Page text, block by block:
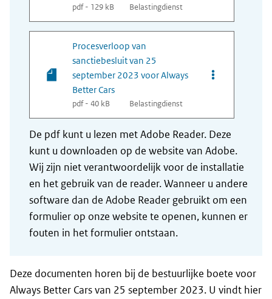
pdf - 129 kB Belastingdienst
Procesverloop van
sanctiebesluit van 25
september 2023 voor Always
Better Cars
pdf - 40 kB Belastingdienst
Opties van
De pdf kunt u lezen met Adobe Reader. Deze
kunt u downloaden op de website van Adobe.
Wij zijn niet verantwoordelijk voor de installatie
en het gebruik van de reader. Wanneer u andere
software dan de Adobe Reader gebruikt om een
formulier op onze website te openen, kunnen er
fouten in het formulier ontstaan.
Deze documenten horen bij de bestuurlijke boete voor
Always Better Cars van 25 september 2023. U vindt hier